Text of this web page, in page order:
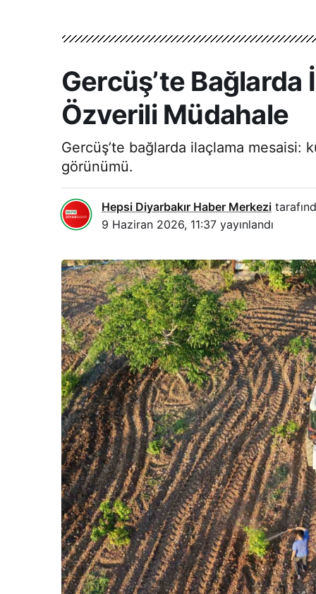
Gercüş’te Bağlarda
Özverili Müdahale
Gercüş’te bağlarda ilaçlama mesaisi:
görünümü.
Hepsi Diyarbakır Haber Merkezi
9 Haziran 2026, 11:37 yayınlandı